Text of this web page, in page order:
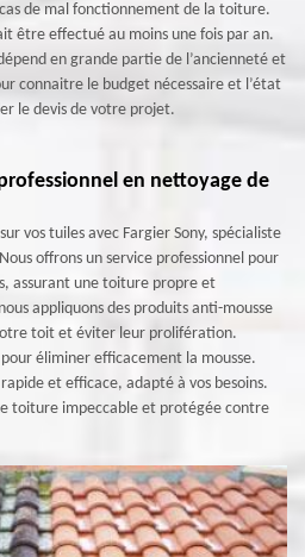
de mal fonctionnement de la toiture.
être effectué au moins une fois par an.
en grande partie de l’ancienneté et
connaitre le budget nécessaire et l’état
le devis de votre projet.
en nettoyage de
vos tuiles avec Fargier Sony, spécialiste
offrons un service professionnel pour
assurant une toiture propre et
appliquons des produits anti-mousse
toit et éviter leur prolifération.
éliminer efficacement la mousse.
et efficace, adapté à vos besoins.
toiture impeccable et protégée contre